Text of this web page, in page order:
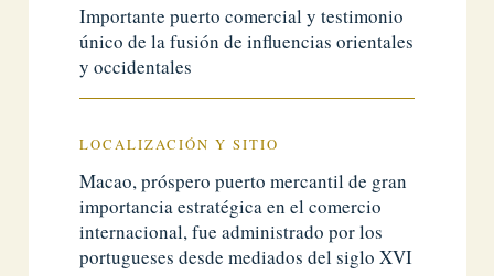
Importante puerto comercial y testimonio
único de la fusión de influencias orientales
y occidentales
LOCALIZACIÓN Y SITIO
Macao, próspero puerto mercantil de gran
importancia estratégica en el comercio
internacional, fue administrado por los
portugueses desde mediados del siglo XVI